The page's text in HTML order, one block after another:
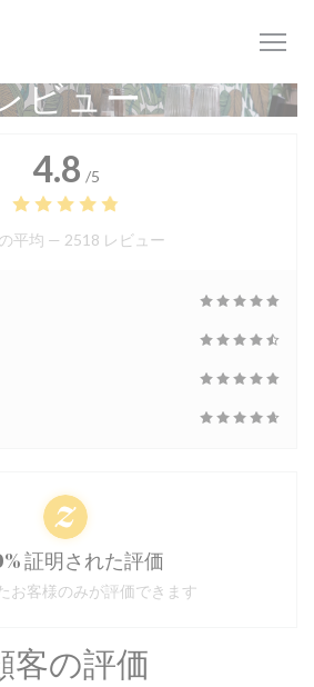
いて
ビュー
客の評価
4.8 /5
平均 — 2518 レビュー
証明された評価
お客様のみが評価できます